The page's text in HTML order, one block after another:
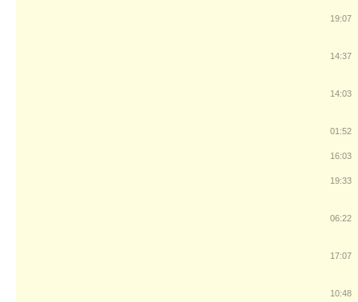
19:07
14:37
14:03
01:52
16:03
19:33
06:22
17:07
10:48